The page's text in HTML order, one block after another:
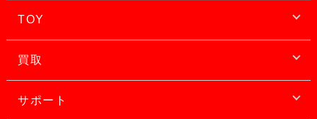
TOY
買取
サポート